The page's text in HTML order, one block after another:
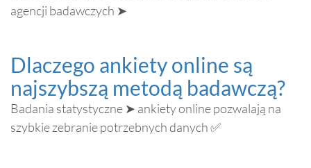
agencji badawczych ➤
Dlaczego ankiety online są
najszybszą metodą badawczą?
Badania statystyczne ➤ ankiety online pozwalają na
szybkie zebranie potrzebnych danych ✅